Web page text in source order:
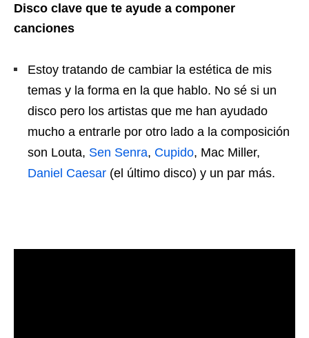
Disco clave que te ayude a componer
canciones
Estoy tratando de cambiar la estética de mis
temas y la forma en la que hablo. No sé si un
disco pero los artistas que me han ayudado
mucho a entrarle por otro lado a la composición
son Louta, Sen Senra, Cupido, Mac Miller,
Daniel Caesar (el último disco) y un par más.